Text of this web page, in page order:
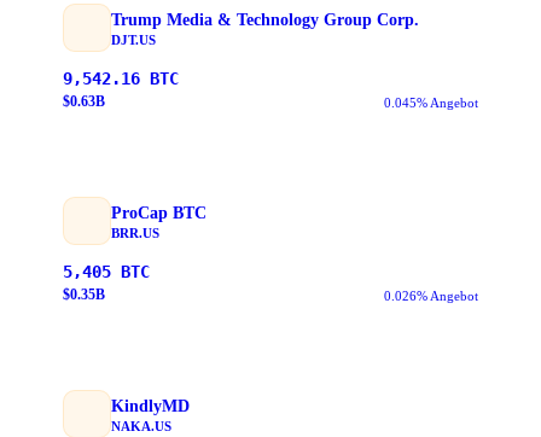
Trump Media & Technology Group Corp.
DJT.US
9,542.16 BTC
$0.63B 0.045% Angebot
ProCap BTC
BRR.US
5,405 BTC
$0.35B 0.026% Angebot
KindlyMD
NAKA.US